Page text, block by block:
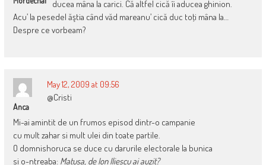
ducea mâna la carici. Că altfel cică îi aducea ghinion.
Acu’ la pesedel ăştia când văd mareanu’ cică duc toţi mâna la…
Despre ce vorbeam?
Anca
May 12, 2009 at 09:56
@Cristi
Mi-ai amintit de un frumos episod dintr-o campanie
cu mult zahar si mult ulei din toate partile.
O domnishoruca se duce cu darurile electorale la bunica
si o-ntreaba: Matusa, de Ion Iliescu ai auzit?